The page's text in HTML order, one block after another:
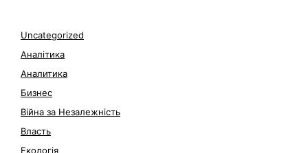
Uncategorized
Аналітика
Аналитика
Бизнес
Війна за Незалежність
Власть
Екологія